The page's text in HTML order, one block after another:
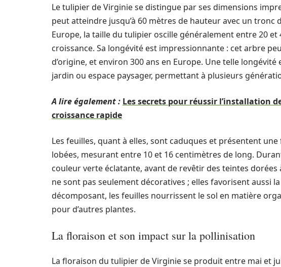
Le tulipier de Virginie se distingue par ses dimensions
peut atteindre jusqu’à 60 mètres de hauteur avec un tronc
Europe, la taille du tulipier oscille généralement entre 20
croissance. Sa longévité est impressionnante : cet arbre
d’origine, et environ 300 ans en Europe. Une telle
jardin ou espace paysager, permettant à plusieurs
A lire également : Les secrets pour réussir l’installation
croissance rapide
Les feuilles, quant à elles, sont caduques et présentent
lobées, mesurant entre 10 et 16 centimètres de long.
couleur verte éclatante, avant de revêtir des teintes dorées
ne sont pas seulement décoratives ; elles favorisent aussi
décomposant, les feuilles nourrissent le sol en matière
pour d’autres plantes.
La floraison et son impact sur la pollinisation
La floraison du tulipier de Virginie se produit entre mai et